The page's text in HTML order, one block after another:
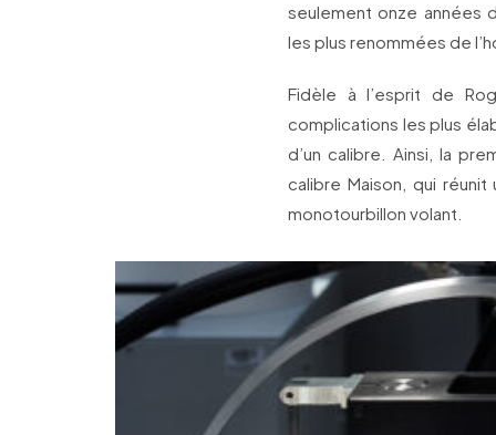
seulement onze années
les plus renommées de
Fidèle à l’esprit de
complications les plus
d’un calibre. Ainsi, la
calibre Maison, qui
monotourbillon volant.